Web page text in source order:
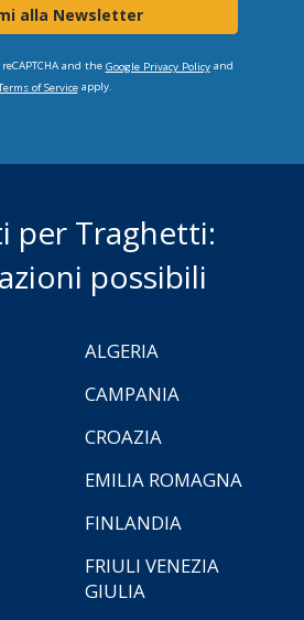
alla Newsletter
and the Google Privacy Policyand
of Serviceapply.
per Traghetti:
possibili
ALGERIA
CAMPANIA
CROAZIA
EMILIA ROMAGNA
FINLANDIA
FRIULI VENEZIA
GIULIA